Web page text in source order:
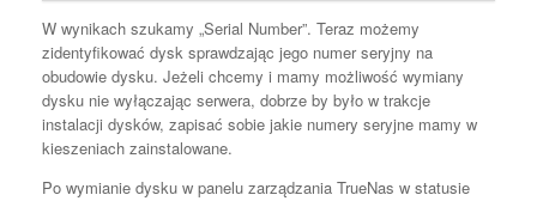
W wynikach szukamy „Serial Number”. Teraz możemy
zidentyfikować dysk sprawdzając jego numer seryjny na
obudowie dysku. Jeżeli chcemy i mamy możliwość wymiany
dysku nie wyłączając serwera, dobrze by było w trakcje
instalacji dysków, zapisać sobie jakie numery seryjne mamy w
kieszeniach zainstalowane.
Po wymianie dysku w panelu zarządzania TrueNas w statusie